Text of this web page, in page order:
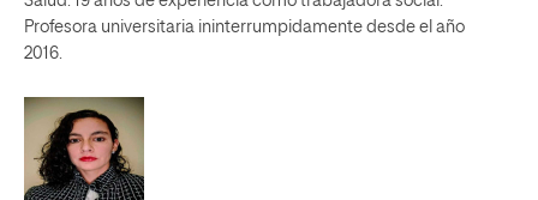
Profesora universitaria ininterrumpidamente desde el año
2016.